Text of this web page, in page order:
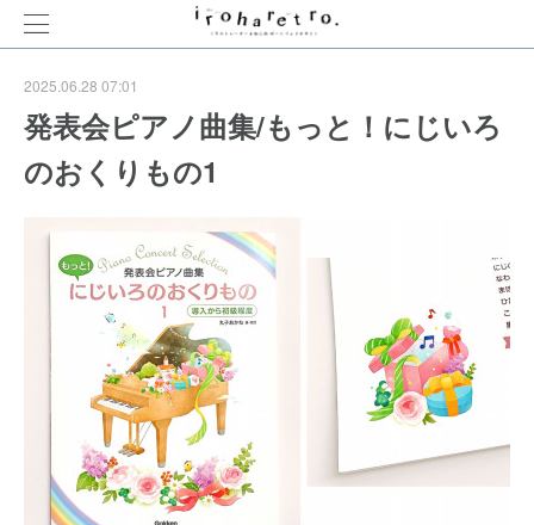
2025.06.28 07:01
発表会ピアノ曲集/もっと！にじいろ
のおくりもの1